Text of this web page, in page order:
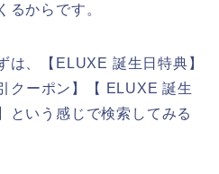
るからです。
は、【ELUXE 誕生日特典】
クーポン】【 ELUXE 誕生
という感じで検索してみる